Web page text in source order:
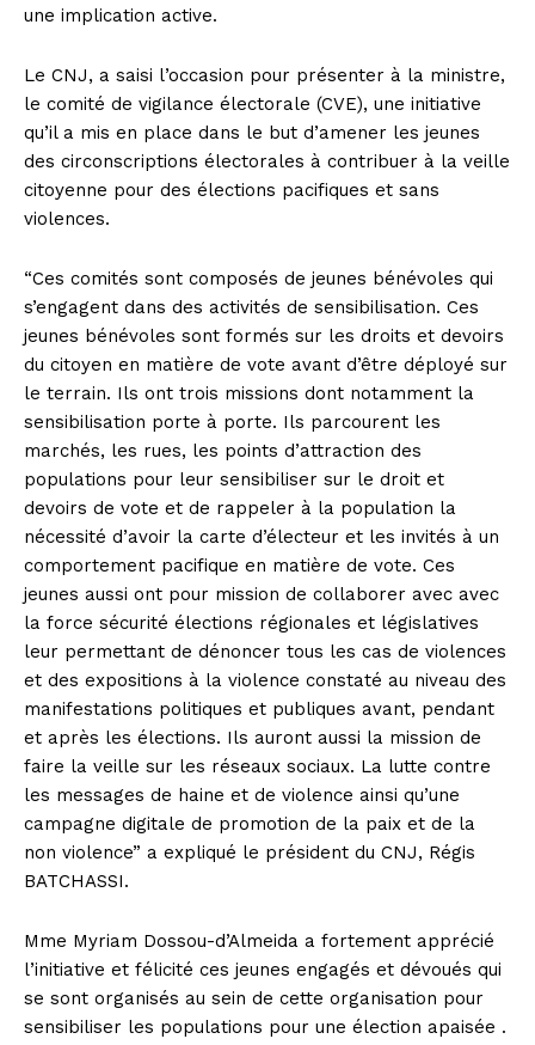
une implication active.
Le CNJ, a saisi l’occasion pour présenter à la ministre,
le comité de vigilance électorale (CVE), une initiative
qu’il a mis en place dans le but d’amener les jeunes
des circonscriptions électorales à contribuer à la veille
citoyenne pour des élections pacifiques et sans
violences.
“Ces comités sont composés de jeunes bénévoles qui
s’engagent dans des activités de sensibilisation. Ces
jeunes bénévoles sont formés sur les droits et devoirs
du citoyen en matière de vote avant d’être déployé sur
le terrain. Ils ont trois missions dont notamment la
sensibilisation porte à porte. Ils parcourent les
marchés, les rues, les points d’attraction des
populations pour leur sensibiliser sur le droit et
devoirs de vote et de rappeler à la population la
nécessité d’avoir la carte d’électeur et les invités à un
comportement pacifique en matière de vote. Ces
jeunes aussi ont pour mission de collaborer avec avec
la force sécurité élections régionales et législatives
leur permettant de dénoncer tous les cas de violences
et des expositions à la violence constaté au niveau des
manifestations politiques et publiques avant, pendant
et après les élections. Ils auront aussi la mission de
faire la veille sur les réseaux sociaux. La lutte contre
les messages de haine et de violence ainsi qu’une
campagne digitale de promotion de la paix et de la
non violence” a expliqué le président du CNJ, Régis
BATCHASSI.
Mme Myriam Dossou-d’Almeida a fortement apprécié
l’initiative et félicité ces jeunes engagés et dévoués qui
se sont organisés au sein de cette organisation pour
sensibiliser les populations pour une élection apaisée .